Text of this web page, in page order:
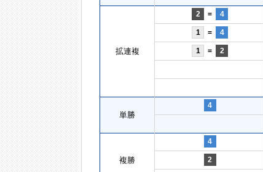
拡連複
2 = 4
1 = 4
1 = 2
単勝
4
複勝
4
2